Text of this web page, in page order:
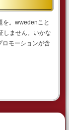
を。wwedenこと
しません。いかな
ロモーションが含